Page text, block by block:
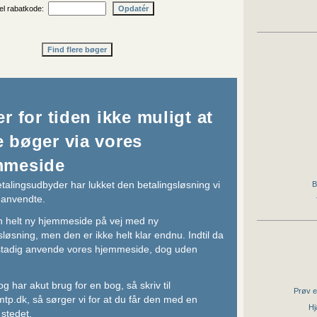
rabatkode:
for tiden ikke muligt at
bøger via vores
har lukket den betalingsløsning vi
helt ny hjemmeside på vej med ny
men den er ikke helt klar endnu. Indtil da
anvende vores hjemmeside, dog uden
har akut brug for en bog, så skriv til
, så sørger vi for at du får den med en
Prøv